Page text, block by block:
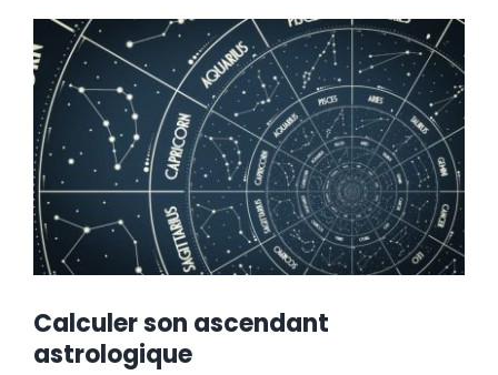
Calculer son ascendant
astrologique